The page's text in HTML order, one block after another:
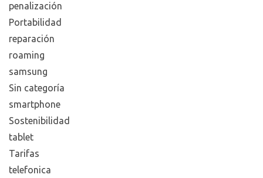
penalización
Portabilidad
reparación
roaming
samsung
Sin categoría
smartphone
Sostenibilidad
tablet
Tarifas
telefonica